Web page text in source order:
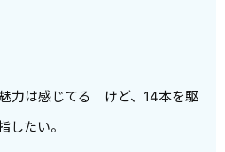
力は感じてる けど、14本を駆
たい。